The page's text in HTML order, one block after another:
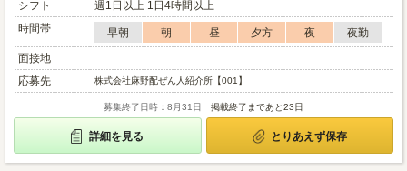
シフト
週1日以上 1日4時間以上
時間帯
早朝 朝 昼 夕方 夜
夜勤
面接地
応募先
株式会社麻野配ぜん人紹介所【001】
募集終了日時：8月31日 掲載終了まであと23日
詳細を見る とりあえず保存